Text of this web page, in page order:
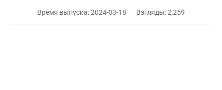
Время выпуска: 2024-03-18 Взгляды: 2,259